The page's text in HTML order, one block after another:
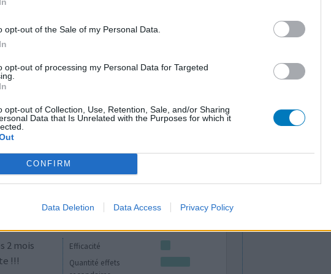
opt-out of the Sale of my Personal Data.
opt-out of processing my Personal Data for Targeted
opt-out of Collection, Use, Retention, Sale, and/or Sharing
Data that Is Unrelated with the Purposes for which it
CONFIRM
Data Deletion Data Access Privacy Policy
Quantité effets
14 ans Je
m’a
que je
jours
douleur à l’estomac absolument horrible.
peau
0 réactions
Efficacité
Quantité effets
2 mois
!!!